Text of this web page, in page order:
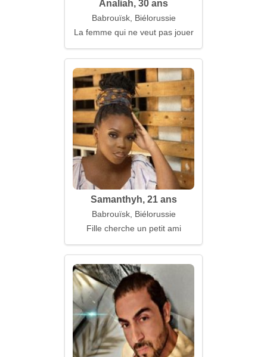
Analiah, 30 ans
Babrouïsk, Biélorussie
La femme qui ne veut pas jouer
Samanthyh, 21 ans
Babrouïsk, Biélorussie
Fille cherche un petit ami